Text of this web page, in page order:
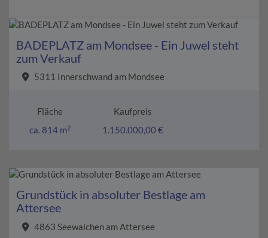
BADEPLATZ am Mondsee - Ein Juwel steht
zum Verkauf
5311 Innerschwand am Mondsee
Fläche
ca. 814 m2
Kaufpreis
1.150.000,00 €
Grundstück in absoluter Bestlage am
Attersee
4863 Seewalchen am Attersee